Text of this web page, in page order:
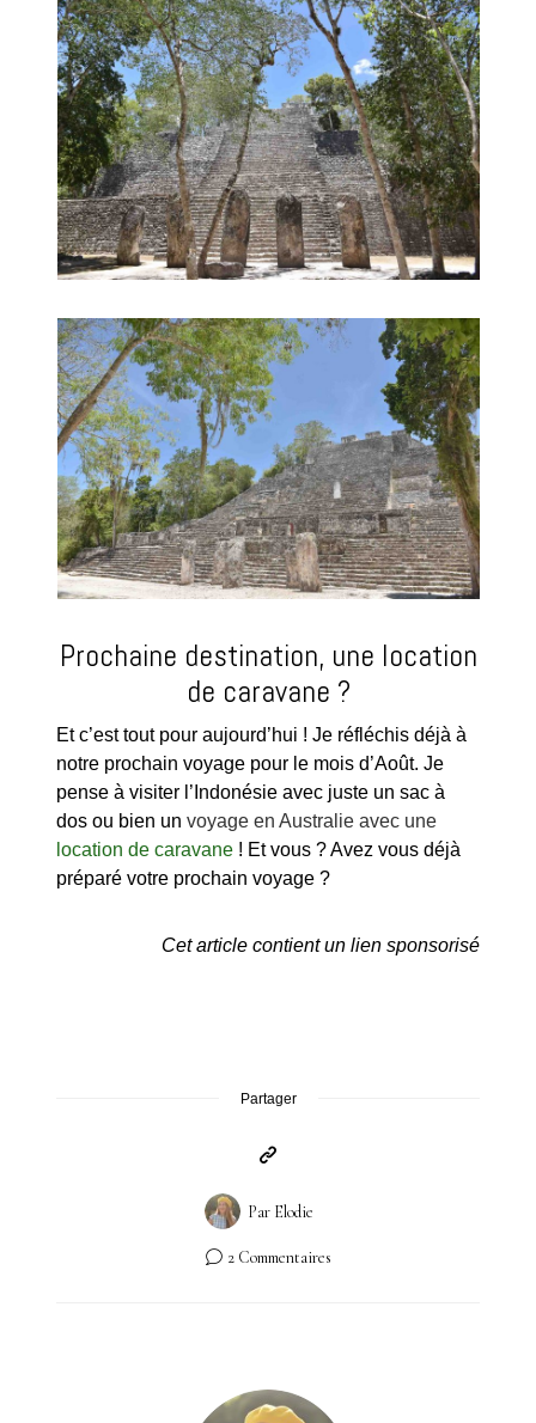
Prochaine destination, une location
de caravane ?
Et c’est tout pour aujourd’hui ! Je réfléchis déjà à
notre prochain voyage pour le mois d’Août. Je
pense à visiter l’Indonésie avec juste un sac à
dos ou bien un voyage en Australie avec une
location de caravane ! Et vous ? Avez vous déjà
préparé votre prochain voyage ?
Cet article contient un lien sponsorisé
Partager
Par Elodie
2 Commentaires